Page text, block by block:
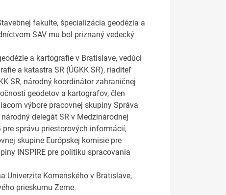
fakulte, špecializácia geodézia a
SAV mu bol priznaný vedecký
a kartografie v Bratislave, vedúci
a katastra SR (ÚGKK SR), riaditeľ
SR, národný koordinátor zahraničnej
geodetov a kartografov, člen
výbore pracovnej skupiny Správa
delegát SR v Medzinárodnej
pre správu priestorových informácií,
skupine Európskej komisie pre
INSPIRE pre politiku spracovania
Univerzite Komenského v Bratislave,
prieskumu Zeme.